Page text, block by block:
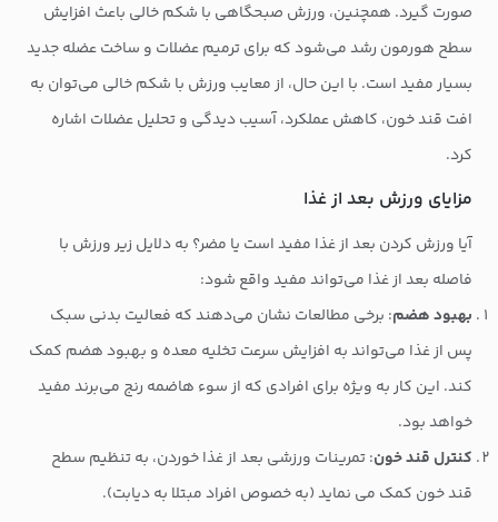
صورت گیرد. همچنین، ورزش صبحگاهی با شکم خالی باعث افزایش
سطح هورمون رشد می‌شود که برای ترمیم عضلات و ساخت عضله جدید
بسیار مفید است. با این حال، از معایب ورزش با شکم خالی می‌توان به
افت قند خون، کاهش عملکرد، آسیب دیدگی و تحلیل عضلات اشاره
کرد.
مزایای ورزش بعد از غذا
آیا ورزش کردن بعد از غذا مفید است یا مضر؟ به دلایل زیر ورزش با
فاصله بعد از غذا می‌تواند مفید واقع شود:
بهبود هضم: برخی مطالعات نشان می‌دهند که فعالیت بدنی سبک
پس از غذا می‌تواند به افزایش سرعت تخلیه معده و بهبود هضم کمک
کند. این کار به ویژه برای افرادی که از سوء هاضمه رنج می‌برند مفید
خواهد بود.
کنترل قند خون: تمرینات ورزشی بعد از غذا خوردن، به تنظیم سطح
قند خون کمک می نماید (به خصوص افراد مبتلا به دیابت).